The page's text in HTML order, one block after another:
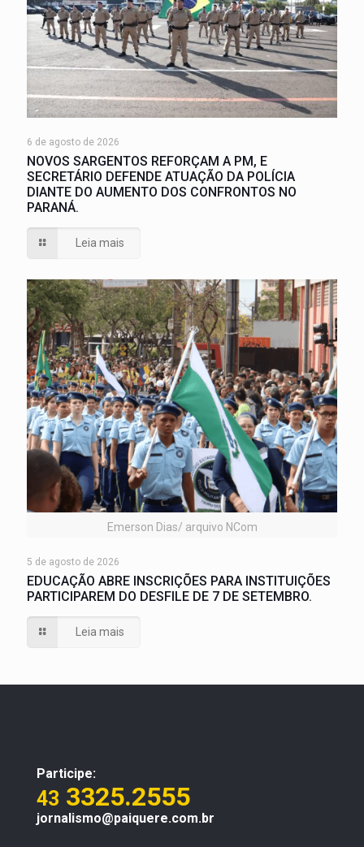
6 de agosto de 2026
NOVOS SARGENTOS REFORÇAM A PM, E
SECRETÁRIO DEFENDE ATUAÇÃO DA POLÍCIA
DIANTE DO AUMENTO DOS CONFRONTOS NO
PARANÁ.
Leia mais
Emerson Dias/ arquivo NCom
5 de agosto de 2026
EDUCAÇÃO ABRE INSCRIÇÕES PARA INSTITUIÇÕES
PARTICIPAREM DO DESFILE DE 7 DE SETEMBRO.
Leia mais
Participe:
43 3325.2555
jornalismo@paiquere.com.br